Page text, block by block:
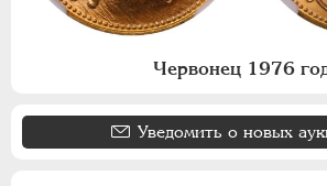
Червонец 1976
Уведомить о новых